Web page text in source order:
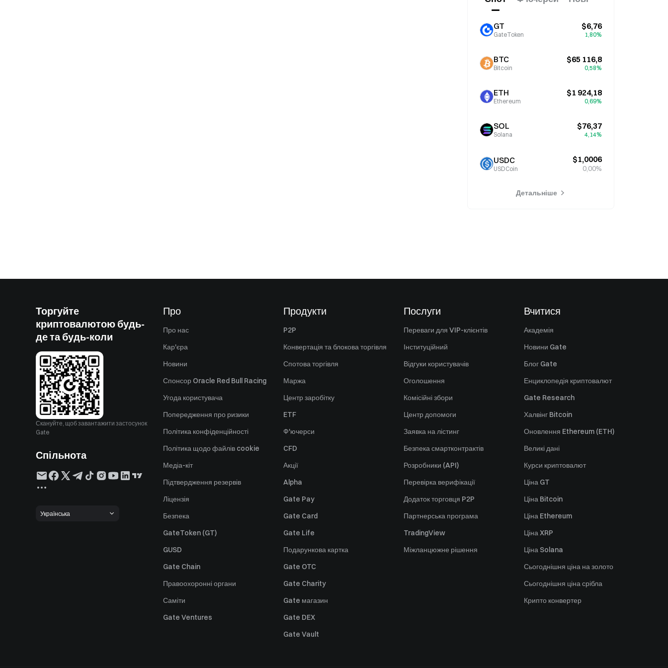
GT
GateToken
$6,76
1,80%
BTC
Bitcoin
$65 116,8
0,58%
ETH
Ethereum
$1 924,18
0,69%
SOL
Solana
$76,37
4,14%
USDC
USDCoin
$1,0006
0,00%
Детальніше
Торгуйте
криптовалютою будь-
де та будь-коли
Скануйте, щоб завантажити застосунок
Gate
Спільнота
Українська
Про
Про нас
Кар'єра
Новини
Спонсор Oracle Red Bull Racing
Угода користувача
Попередження про ризики
Політика конфіденційності
Політика щодо файлів cookie
Медіа-кіт
Підтвердження резервів
Ліцензія
Безпека
GateToken (GT)
GUSD
Gate Chain
Правоохоронні органи
Саміти
Gate Ventures
Продукти
P2P
Конвертація та блокова торгівля
Спотова торгівля
Маржа
Центр заробітку
ETF
Ф'ючерси
CFD
Акції
Alpha
Gate Pay
Gate Card
Gate Life
Подарункова картка
Gate OTC
Gate Charity
Gate магазин
Gate DEX
Gate Vault
Послуги
Переваги для VIP-клієнтів
Інституційний
Відгуки користувачів
Оголошення
Комісійні збори
Центр допомоги
Заявка на лістинг
Безпека смартконтрактів
Розробники (API)
Перевірка верифікації
Додаток торговця P2P
Партнерська програма
TradingView
Міжланцюжне рішення
Вчитися
Академія
Новини Gate
Блог Gate
Енциклопедія криптовалют
Gate Research
Халвінг Bitcoin
Оновлення Ethereum (ETH)
Великі дані
Курси криптовалют
Ціна GT
Ціна Bitcoin
Ціна Ethereum
Ціна XRP
Ціна Solana
Сьогоднішня ціна на золото
Сьогоднішня ціна срібла
Крипто конвертер